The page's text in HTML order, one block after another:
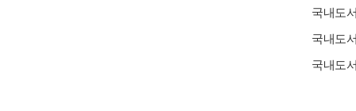
국내도
국내도
국내도